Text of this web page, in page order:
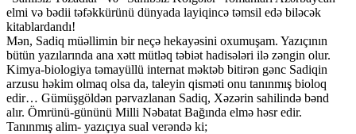
elmi və bədii təfəkkürünü dünyada layiqincə təmsil edə biləcək
kitablardandı!
Mən, Sadiq müəllimin bir neçə hekayəsini oxumuşam. Yazıçının
bütün yazılarında ana xətt mütləq təbiət hadisələri ilə zəngin olur.
Kimya-biologiya təmayüllü internat məktəb bitirən gənc Sadiqin
arzusu həkim olmaq olsa da, taleyin qisməti onu tanınmış bioloq
edir… Gümüşgöldən pərvazlanan Sadiq, Xəzərin sahilində bənd
alır. Ömrünü-gününü Milli Nəbatat Bağında elmə həsr edir.
Tanınmış alim- yazıçıya sual verəndə ki;